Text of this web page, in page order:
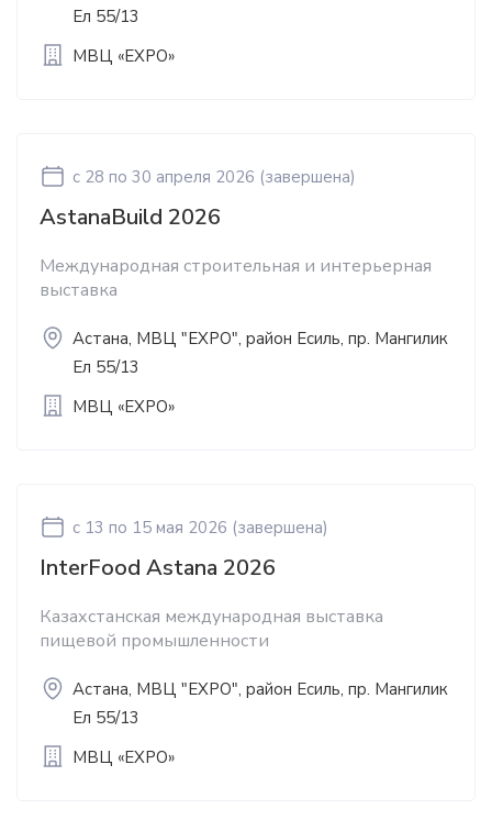
Ел 55/13
МВЦ «EXPO»
c 28 по 30 апреля 2026 (завершена)
AstanaBuild 2026
Международная строительная и интерьерная
выставка
Астана, МВЦ "EXPO", район Есиль, пр. Мангилик
Ел 55/13
МВЦ «EXPO»
c 13 по 15 мая 2026 (завершена)
InterFood Astana 2026
Казахстанская международная выставка
пищевой промышленности
Астана, МВЦ "EXPO", район Есиль, пр. Мангилик
Ел 55/13
МВЦ «EXPO»